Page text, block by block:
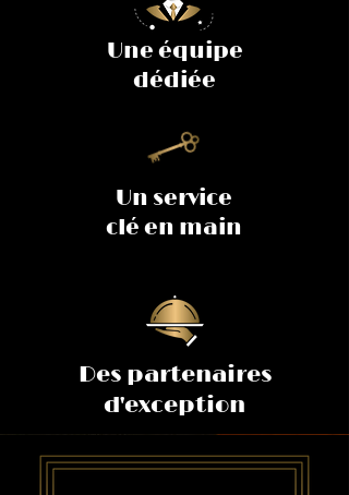
Une équipe
dédiée
Un service
clé en main
Des partenaires
d'exception